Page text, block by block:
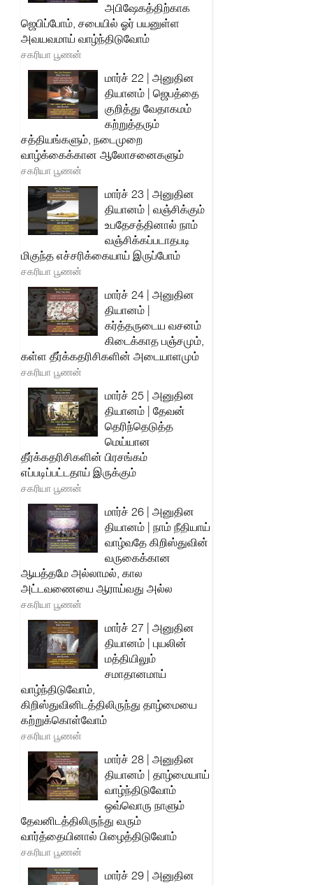
அபிஷேகத்திற்காக
ஜெபிப்போம், சபையில் ஓர் பயனுள்ள
அவயவமாய் வாழ்ந்திடுவோம்
சகரியா பூணன்
மார்ச் 22 | அனுதின
தியானம் | ஜெபத்தை
குறித்து வேதாகமம்
கற்றுத்தரும்
சத்தியங்களும், நடைமுறை
வாழ்க்கைக்கான ஆலோசனைகளும்
சகரியா பூணன்
மார்ச் 23 | அனுதின
தியானம் | வஞ்சிக்கும்
உபதேசத்தினால் நாம்
வஞ்சிக்கப்படாதபடி
மிகுந்த எச்சரிக்கையாய் இருப்போம்
சகரியா பூணன்
மார்ச் 24 | அனுதின
தியானம் |
கர்த்தருடைய வசனம்
கிடைக்காத பஞ்சமும்,
கள்ள தீர்க்கதரிசிகளின் அடையாளமும்
சகரியா பூணன்
மார்ச் 25 | அனுதின
தியானம் | தேவன்
தெரிந்தெடுத்த
மெய்யான
தீர்க்கதரிசிகளின் பிரசங்கம்
எப்படிப்பட்டதாய் இருக்கும்
சகரியா பூணன்
மார்ச் 26 | அனுதின
தியானம் | நாம் நீதியாய்
வாழ்வதே கிறிஸ்துவின்
வருகைக்கான
ஆயத்தமே அல்லாமல், கால
அட்டவணையை ஆராய்வது அல்ல
சகரியா பூணன்
மார்ச் 27 | அனுதின
தியானம் | புயலின்
மத்தியிலும்
சமாதானமாய்
வாழ்ந்திடுவோம்,
கிறிஸ்துவினிடத்திலிருந்து தாழ்மையை
கற்றுக்கொள்வோம்
சகரியா பூணன்
மார்ச் 28 | அனுதின
தியானம் | தாழ்மையாய்
வாழ்ந்திடுவோம்
ஒவ்வொரு நாளும்
தேவனிடத்திலிருந்து வரும்
வார்த்தையினால் பிழைத்திடுவோம்
சகரியா பூணன்
மார்ச் 29 | அனுதின